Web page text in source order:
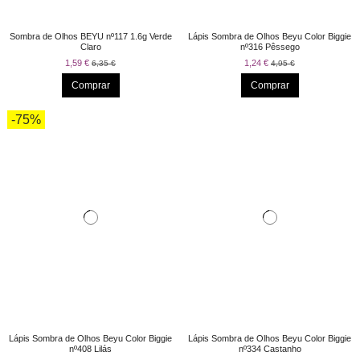
Sombra de Olhos BEYU nº117 1.6g Verde
Claro
1,59 € 6,35 €
Comprar
Lápis Sombra de Olhos Beyu Color Biggie
nº316 Pêssego
1,24 € 4,95 €
Comprar
-75%
Lápis Sombra de Olhos Beyu Color Biggie
nº408 Lilás
Lápis Sombra de Olhos Beyu Color Biggie
nº334 Castanho